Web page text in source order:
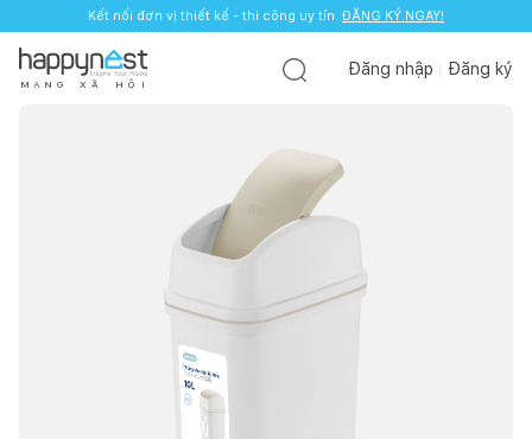
Kết nối đơn vị thiết kế - thi công uy tín. ĐĂNG KÝ NGAY!
M Ạ N G X Ã H Ộ I
Đăng nhập Đăng ký